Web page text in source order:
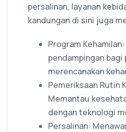
persalinan, layanan
kandungan di sini juga
Program
pendampingan bagi
merencanakan
Pemeriksaan Rutin
Memantau
dengan teknologi
Persalinan: